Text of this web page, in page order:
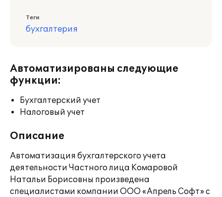
Теги
бухгалтерия
Автоматизированы следующие
функции:
Бухгалтерский учет
Налоговый учет
Описание
Автоматизация бухгалтерского учета
деятельности Частного лица Комаровой
Натальи Борисовны произведена
специалистами компании ООО «Апрель Софт» с